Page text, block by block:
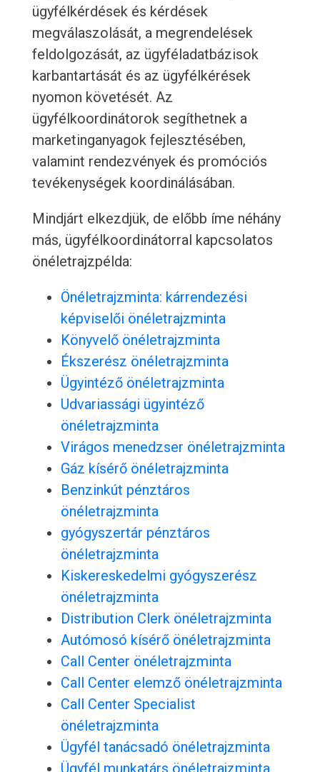
ügyfélkérdések és kérdések
megválaszolását, a megrendelések
feldolgozását, az ügyféladatbázisok
karbantartását és az ügyfélkérések
nyomon követését. Az
ügyfélkoordinátorok segíthetnek a
marketinganyagok fejlesztésében,
valamint rendezvények és promóciós
tevékenységek koordinálásában.
Mindjárt elkezdjük, de előbb íme néhány
más, ügyfélkoordinátorral kapcsolatos
önéletrajzpélda:
Önéletrajzminta: kárrendezési
képviselői önéletrajzminta
Könyvelő önéletrajzminta
Ékszerész önéletrajzminta
Ügyintéző önéletrajzminta
Udvariassági ügyintéző
önéletrajzminta
Virágos menedzser önéletrajzminta
Gáz kísérő önéletrajzminta
Benzinkút pénztáros
önéletrajzminta
gyógyszertár pénztáros
önéletrajzminta
Kiskereskedelmi gyógyszerész
önéletrajzminta
Distribution Clerk önéletrajzminta
Autómosó kísérő önéletrajzminta
Call Center önéletrajzminta
Call Center elemző önéletrajzminta
Call Center Specialist
önéletrajzminta
Ügyfél tanácsadó önéletrajzminta
Ügyfél munkatárs önéletrajzminta